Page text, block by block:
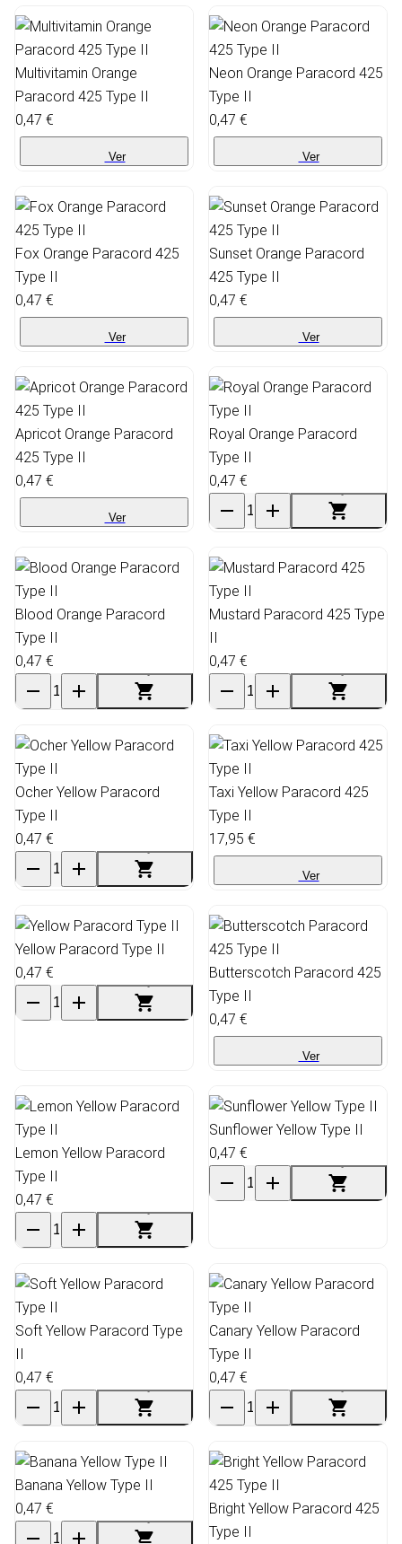
Multivitamin Orange
Paracord 425 Type II
0,47 €
Ver
Neon Orange Paracord 425
Type II
0,47 €
Ver
Fox Orange Paracord 425
Type II
0,47 €
Ver
Sunset Orange Paracord
425 Type II
0,47 €
Ver
Apricot Orange Paracord
425 Type II
0,47 €
Ver
Royal Orange Paracord
Type II
0,47 €
Blood Orange Paracord
Type II
0,47 €
Mustard Paracord 425 Type
II
0,47 €
Ocher Yellow Paracord
Type II
0,47 €
Taxi Yellow Paracord 425
Type II
17,95 €
Ver
Yellow Paracord Type II
0,47 €
Butterscotch Paracord 425
Type II
0,47 €
Ver
Lemon Yellow Paracord
Type II
0,47 €
Sunflower Yellow Type II
0,47 €
Soft Yellow Paracord Type
II
0,47 €
Canary Yellow Paracord
Type II
0,47 €
Banana Yellow Type II
0,47 €
Bright Yellow Paracord 425
Type II